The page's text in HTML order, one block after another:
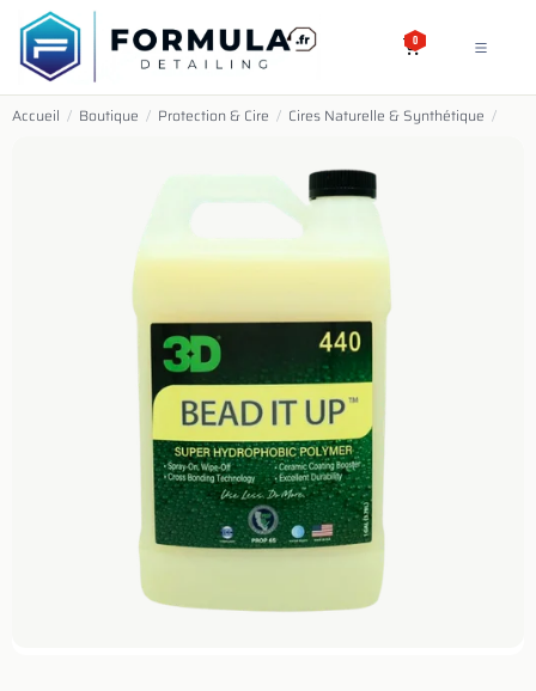
SE RENDRE AU CONTENU
0
Accueil / Boutique / Protection & Cire / Cires Naturelle & Synthétique /